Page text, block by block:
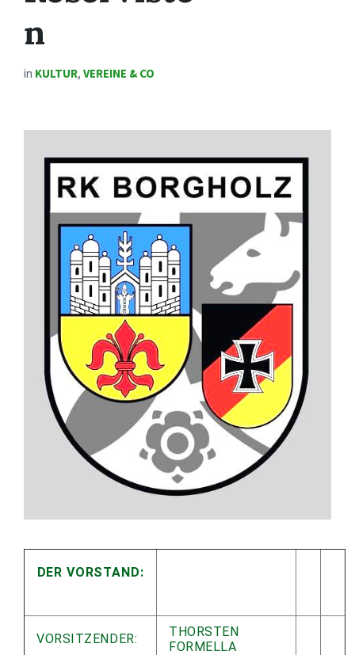
n
in KULTUR, VEREINE & CO
DER VORSTAND:
VORSITZENDER:
THORSTEN
FORMELLA